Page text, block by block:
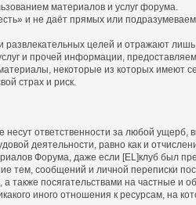
материалов и услуг форума.
и не даёт прямых или
целей и отражают лишь
и прочей информации,
некоторые из которых имеют
страх и риск.
ответственности за любой
деятельности, равно как и
Форума, даже если [EL]клуб был
тем, сообщений и личной переписки
также посягательствами на частные и
иного отношения к ресурсам, на